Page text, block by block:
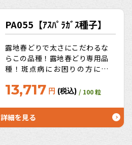
PA055【ｱｽﾊﾟﾗｶﾞｽ種子】
露地春どりで太さにこだわるな
らこの品種！露地春どり専用品
種！斑点病にお困りの方に朗
13,717 円 (税込) / 100 粒
詳細を見る